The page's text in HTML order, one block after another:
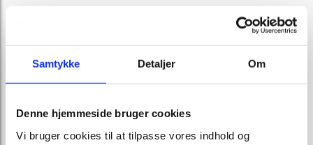
Samtykke Detaljer Om
Denne hjemmeside bruger cookies
Vi bruger cookies til at tilpasse vores indhold og